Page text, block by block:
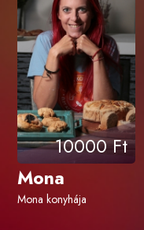
10000 Ft
Mona
Mona konyhája